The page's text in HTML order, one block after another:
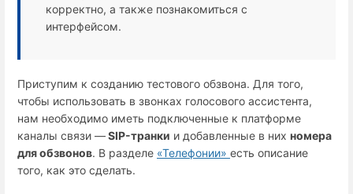
корректно, а также познакомиться с
интерфейсом.
Приступим к созданию тестового обзвона. Для того,
чтобы использовать в звонках голосового ассистента,
нам необходимо иметь подключенные к платформе
каналы связи —SIP-транки и добавленные в них номера
для обзвонов. В разделе «Телефонии» есть описание
того, как это сделать.